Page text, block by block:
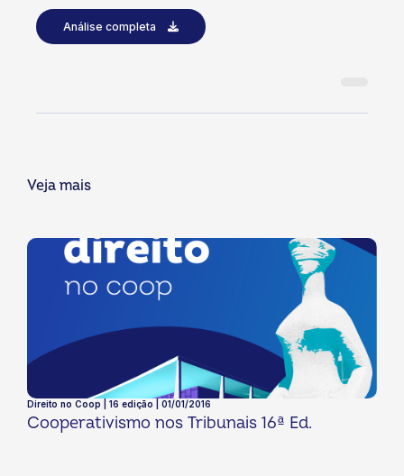
Análise completa
Veja mais
Direito no Coop | 16 edição | 01/01/2016
Cooperativismo nos Tribunais 16ª Ed.